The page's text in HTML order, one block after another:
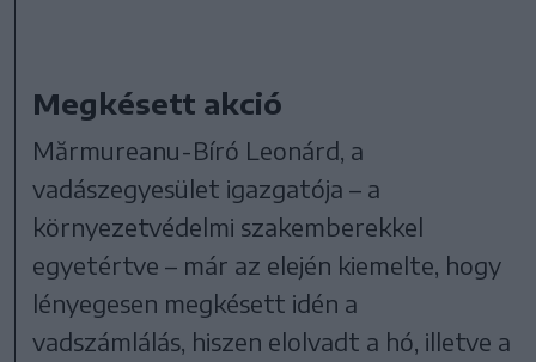
Megkésett akció
Mărmureanu-Bíró Leonárd, a
vadászegyesület igazgatója – a
környezetvédelmi szakemberekkel
egyetértve – már az elején kiemelte, hogy
lényegesen megkésett idén a
vadszámlálás, hiszen elolvadt a hó, illetve a